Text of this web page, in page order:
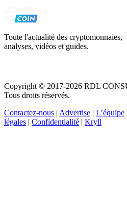
Toute l'actualité des cryptomonnaies,
analyses, vidéos et guides.
Copyright © 2017-2026 RDL
Tous droits réservés.
Contactez-nous | Advertise | L’équipe
légales | Confidentialité | Kryll